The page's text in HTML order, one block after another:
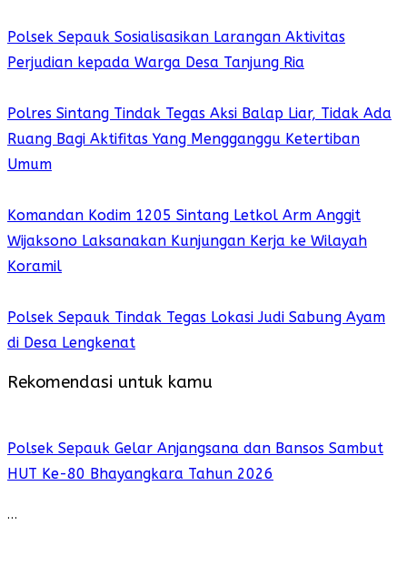
Polsek Sepauk Sosialisasikan Larangan Aktivitas
Perjudian kepada Warga Desa Tanjung Ria
Polres Sintang Tindak Tegas Aksi Balap Liar, Tidak Ada
Ruang Bagi Aktifitas Yang Mengganggu Ketertiban
Umum
Komandan Kodim 1205 Sintang Letkol Arm Anggit
Wijaksono Laksanakan Kunjungan Kerja ke Wilayah
Koramil
Polsek Sepauk Tindak Tegas Lokasi Judi Sabung Ayam
di Desa Lengkenat
Rekomendasi untuk kamu
Polsek Sepauk Gelar Anjangsana dan Bansos Sambut
HUT Ke-80 Bhayangkara Tahun 2026
…